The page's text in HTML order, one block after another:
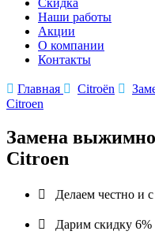
Скидка
Наши работы
Акции
О компании
Контакты
 Главная  Citroën 
Citroen
Замена
Citroen
 Делаем честно и
 Дарим скидку 6%